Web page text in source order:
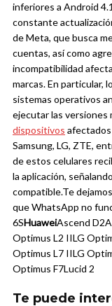
inferiores a Android
constante
de Meta, que busca
cuentas, así como
incompatibilidad
marcas. En particular,
sistemas operativos
ejecutar las versiones
dispositivos
Samsung, LG, ZTE,
de estos celulares
la aplicación,
compatible.Te
que WhatsApp no
6SHuaweiAscend D2
Optimus L2 IILG
Optimus L7 IILG
Optimus F7Lucid 2
Te puede